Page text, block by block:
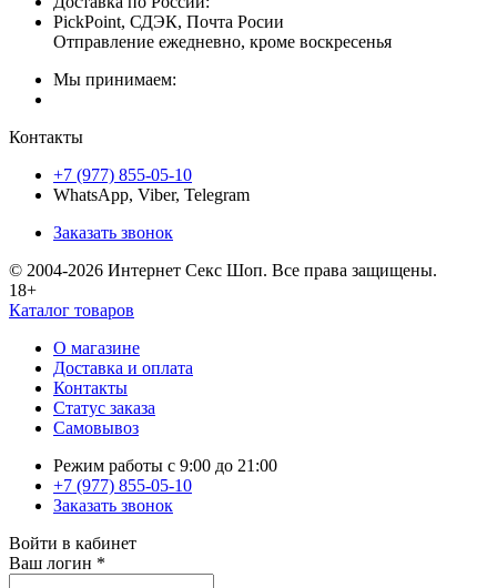
PickPoint, СДЭК, Почта Росии
Отправление ежедневно, кроме воскресенья
Мы принимаем:
Контакты
+7 (977) 855-05-10
WhatsApp, Viber, Telegram
Заказать звонок
© 2004-2026 Интернет Секс Шоп. Все права защищены.
18+
Каталог товаров
О магазине
Доставка и оплата
Контакты
Статус заказа
Самовывоз
Режим работы с 9:00 до 21:00
+7 (977) 855-05-10
Заказать звонок
Войти в кабинет
Ваш логин *